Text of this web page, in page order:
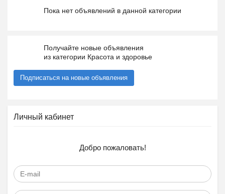
Пока нет объявлений в данной категории
Получайте новые объявления
из категории Красота и здоровье
Подписаться на новые объявления
Личный кабинет
Добро пожаловать!